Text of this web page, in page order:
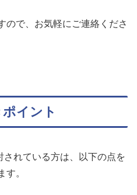
ので、お気軽にご連絡くださ
イント
されている方は、以下の点を
す。